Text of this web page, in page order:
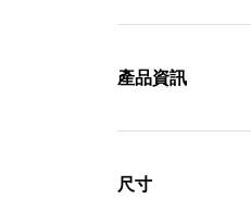
產品資訊
尺寸